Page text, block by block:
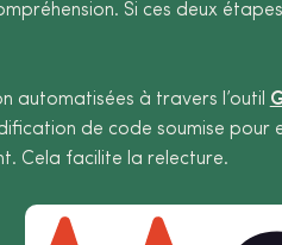
Si ces deux
automatisées à travers l’outil
de code soumise
Cela facilite la relecture.